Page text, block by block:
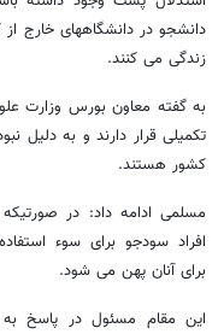
دانشجو در دانشگاههای خارج
زندگی می کنند.
تکمیلی قرار دارند و به دلیل
کشور هستند.
مسلمی ادامه داد: در
افراد سودجو برای سوء
برای آنان پهن می شود.
این مقام مسئول در پاسخ به